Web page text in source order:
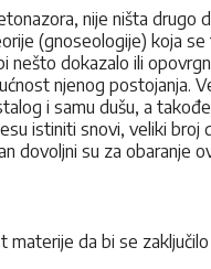
nije ništa
(gnoseologije) koja
dokazalo ili
njenog postojanja.
i samu dušu, a
istiniti snovi, veliki
dovoljni su za obaranje
da bi se